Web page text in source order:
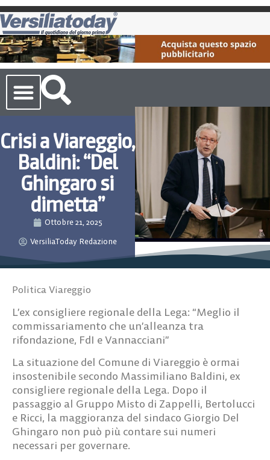
Crisi a Viareggio,
Baldini: “Del
Ghingaro si
dimetta”
Ottobre 21, 2025
VersiliaToday Redazione
Politica Viareggio
L’ex consigliere regionale della Lega: “Meglio il
commissariamento che un’alleanza tra
rifondazione, FdI e Vannacciani”
La situazione del Comune di Viareggio è ormai
insostenibile secondo Massimiliano Baldini, ex
consigliere regionale della Lega. Dopo il
passaggio al Gruppo Misto di Zappelli, Bertolucci
e Ricci, la maggioranza del sindaco Giorgio Del
Ghingaro non può più contare sui numeri
necessari per governare.